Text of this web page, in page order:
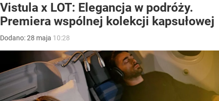
Vistula x LOT: Elegancja w podróży.
Premiera wspólnej kolekcji kapsułowej
Dodano:28 maja 10:28